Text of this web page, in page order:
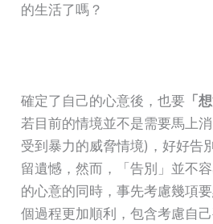
的生活了嗎？
確定了自己的心意後，也要「
若目前的情境並不是需要馬上
受到暴力的威脅情境)，好好告
留遺憾，然而，「告別」並不
的心意的同時，事先考慮幾項
個過程更加順利，包含考慮自